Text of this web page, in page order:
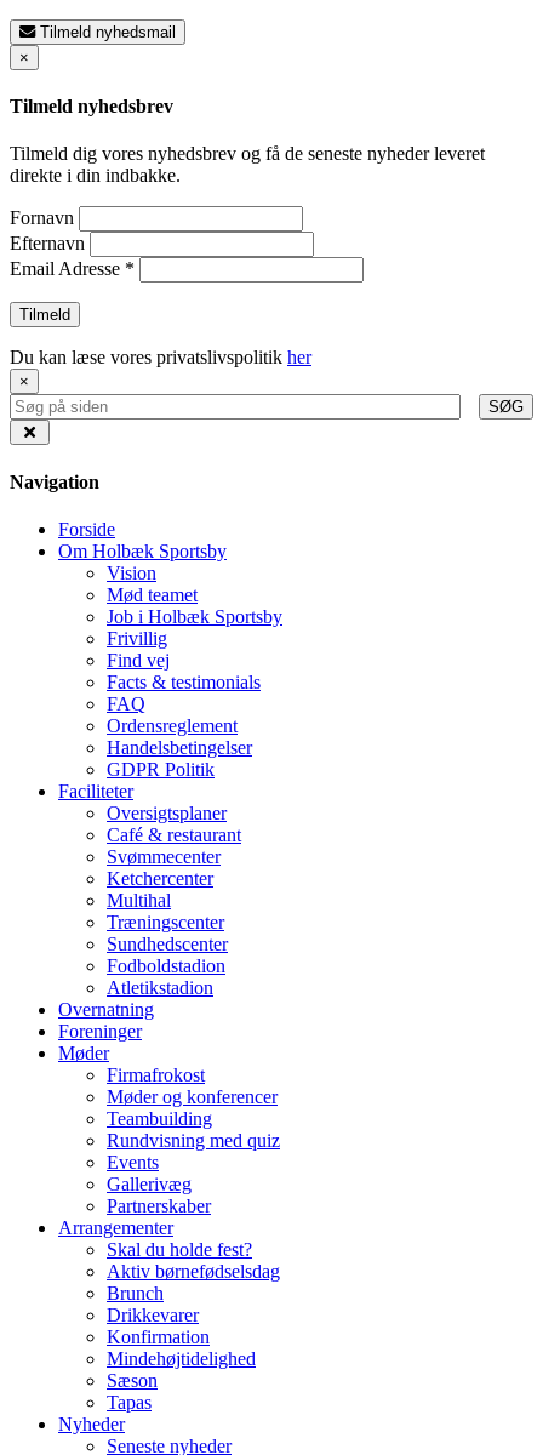
Tilmeld nyhedsmail
×
Tilmeld nyhedsbrev
Tilmeld dig vores nyhedsbrev og få de seneste nyheder leveret
direkte i din indbakke.
Fornavn
Efternavn
Email Adresse *
Du kan læse vores privatslivspolitik her
×
SØG
Navigation
Forside
Om Holbæk Sportsby
Vision
Mød teamet
Job i Holbæk Sportsby
Frivillig
Find vej
Facts & testimonials
FAQ
Ordensreglement
Handelsbetingelser
GDPR Politik
Faciliteter
Oversigtsplaner
Café & restaurant
Svømmecenter
Ketchercenter
Multihal
Træningscenter
Sundhedscenter
Fodboldstadion
Atletikstadion
Overnatning
Foreninger
Møder
Firmafrokost
Møder og konferencer
Teambuilding
Rundvisning med quiz
Events
Gallerivæg
Partnerskaber
Arrangementer
Skal du holde fest?
Aktiv børnefødselsdag
Brunch
Drikkevarer
Konfirmation
Mindehøjtidelighed
Sæson
Tapas
Nyheder
Seneste nyheder